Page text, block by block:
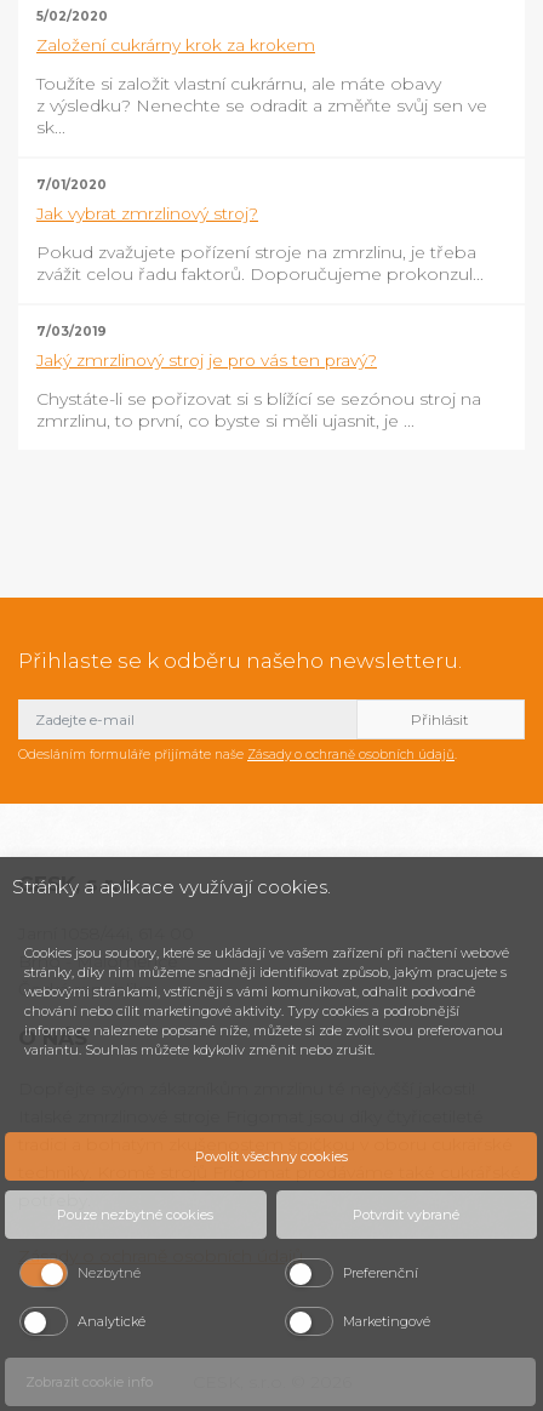
5/02/2020
Založení cukrárny krok za krokem
Toužíte si založit vlastní cukrárnu, ale máte obavy
z výsledku? Nenechte se odradit a změňte svůj sen ve
sk...
7/01/2020
Jak vybrat zmrzlinový stroj?
Pokud zvažujete pořízení stroje na zmrzlinu, je třeba
zvážit celou řadu faktorů. Doporučujeme prokonzul...
7/03/2019
Jaký zmrzlinový stroj je pro vás ten pravý?
Chystáte-li se pořizovat si s blížící se sezónou stroj na
zmrzlinu, to první, co byste si měli ujasnit, je ...
Přihlaste se k odběru našeho newsletteru.
Odesláním formuláře přijímáte naše Zásady o ochraně osobních údajů.
CESK,s.r.o.
Brno - Maloměřice
Česká republika
O NÁS
Zásady o ochraně osobních údajů.
Stránky a aplikace využívají cookies.
Cookies jsou soubory, které se ukládají ve vašem zařízení při načtení webové
stránky, díky nim můžeme snadněji identifikovat způsob, jakým pracujete s
webovými stránkami, vstřícněji s vámi komunikovat, odhalit podvodné
chování nebo cílit marketingové aktivity. Typy cookies a podrobnější
informace naleznete popsané níže, můžete si zde zvolit svou preferovanou
variantu. Souhlas můžete kdykoliv změnit nebo zrušit.
Pouze nezbytné cookies Potvrdit vybrané
Povolit všechny cookies
Nezbytné Preferenční
Analytické Marketingové
Zobrazit cookie info